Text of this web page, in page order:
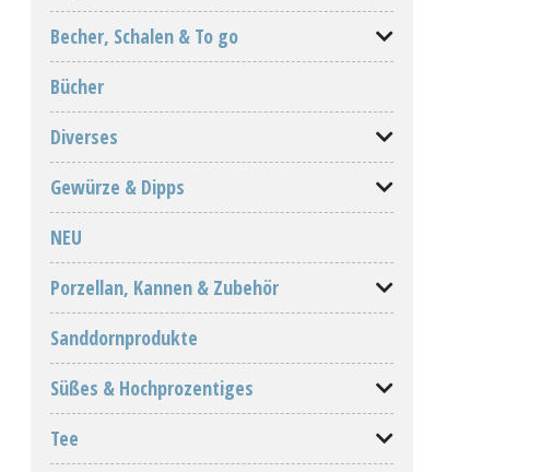
Becher, Schalen & To go
Bücher
Diverses
Gewürze & Dipps
NEU
Porzellan, Kannen & Zubehör
Sanddornprodukte
Süßes & Hochprozentiges
Tee